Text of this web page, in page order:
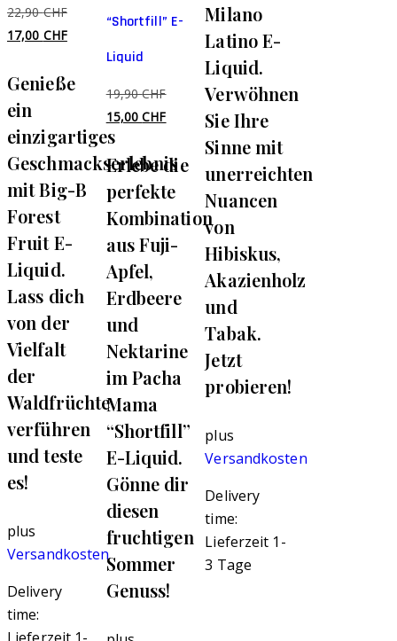
22,90CHFUrsprünglicher
Preis
22,90 CHF
17,00 CHFAktueller
ist:
17,00 CHF.
Genieße
ein
einzigartiges
Geschmackserlebnis
mit Big-B
Forest
Fruit E-
Liquid.
Lass dich
von der
Vielfalt
der
Waldfrüchte
verführen
und teste
es!
plus
Versandkosten
Delivery
time:
“Shortfill” E-
Liquid
19,90CHFUrsprünglicher
Preis
19,90 CHF
15,00CHFAktueller
ist:
15,00 CHF.
Erlebe die
perfekte
Kombination
aus Fuji-
Apfel,
Erdbeere
und
Nektarine
im Pacha
Mama
“Shortfill”
E-Liquid.
Gönne dir
diesen
fruchtigen
Sommer
Genuss!
Milano
Latino E-
Liquid.
Verwöhnen
Sie Ihre
Sinne mit
unerreichten
Nuancen
von
Hibiskus,
Akazienholz
und
Tabak.
Jetzt
probieren!
plus
Versandkosten
Delivery
time:
Lieferzeit 1-
3 Tage